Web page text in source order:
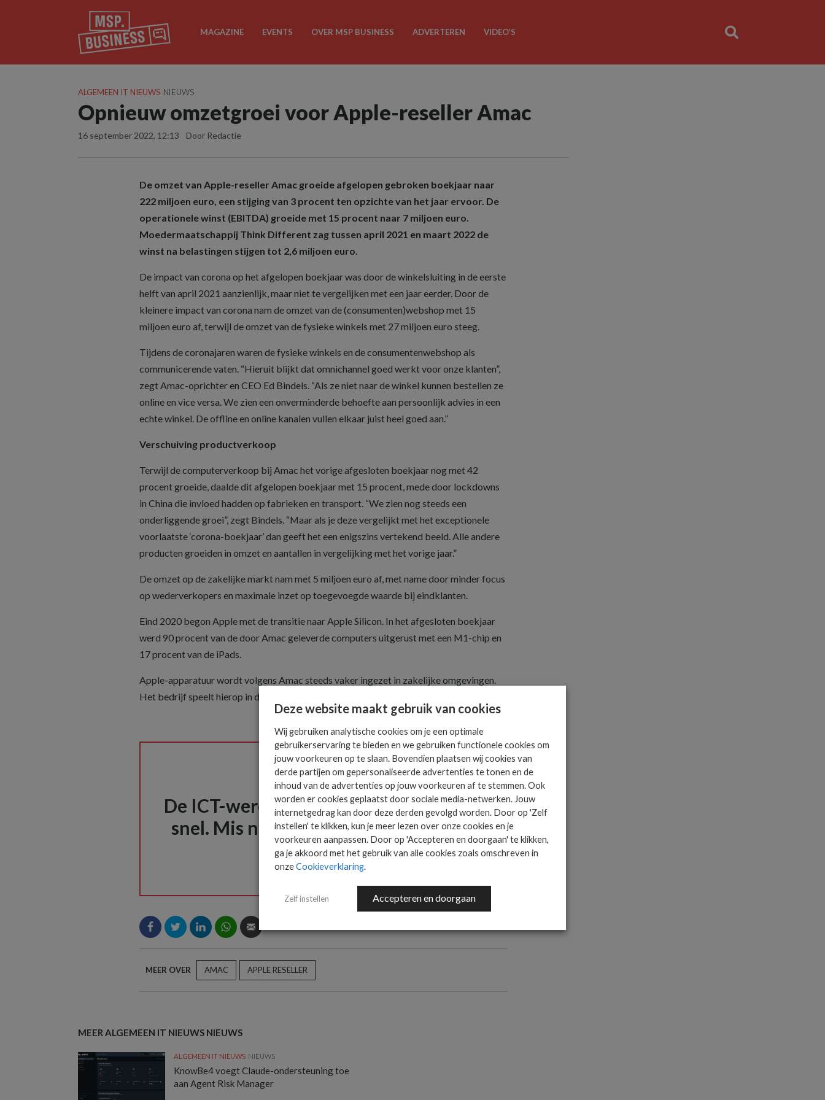
MAGAZINE EVENTS OVER MSP BUSINESS ADVERTEREN VIDEO’S
ALGEMEEN IT NIEUWS NIEUWS
Opnieuw omzetgroei voor Apple-reseller Amac
16 september 2022, 12:13 Door Redactie
De omzet van Apple-reseller Amac groeide afgelopen gebroken boekjaar naar
222 miljoen euro, een stijging van 3 procent ten opzichte van het jaar ervoor. De
operationele winst (EBITDA) groeide met 15 procent naar 7 miljoen euro.
Moedermaatschappij Think Different zag tussen april 2021 en maart 2022 de
winst na belastingen stijgen tot 2,6 miljoen euro.
De impact van corona op het afgelopen boekjaar was door de winkelsluiting in de eerste
helft van april 2021 aanzienlijk, maar niet te vergelijken met een jaar eerder. Door de
kleinere impact van corona nam de omzet van de (consumenten)webshop met 15
miljoen euro af, terwijl de omzet van de fysieke winkels met 27 miljoen euro steeg.
Tijdens de coronajaren waren de fysieke winkels en de consumentenwebshop als
communicerende vaten. “Hieruit blijkt dat omnichannel goed werkt voor onze klanten”,
zegt Amac-oprichter en CEO Ed Bindels. “Als ze niet naar de winkel kunnen bestellen ze
online en vice versa. We zien een onverminderde behoefte aan persoonlijk advies in een
echte winkel. De offline en online kanalen vullen elkaar juist heel goed aan.”
Verschuiving productverkoop
Terwijl de computerverkoop bij Amac het vorige afgesloten boekjaar nog met 42
procent groeide, daalde dit afgelopen boekjaar met 15 procent, mede door lockdowns
in China die invloed hadden op fabrieken en transport. “We zien nog steeds een
onderliggende groei”, zegt Bindels. “Maar als je deze vergelijkt met het exceptionele
voorlaatste ‘corona-boekjaar’ dan geeft het een enigszins vertekend beeld. Alle andere
producten groeiden in omzet en aantallen in vergelijking met het vorige jaar.”
De omzet op de zakelijke markt nam met 5 miljoen euro af, met name door minder focus
op wederverkopers en maximale inzet op toegevoegde waarde bij eindklanten.
Eind 2020 begon Apple met de transitie naar Apple Silicon. In het afgesloten boekjaar
werd 90 procent van de door Amac geleverde computers uitgerust met een M1-chip en
17 procent van de iPads.
Apple-apparatuur wordt volgens Amac steeds vaker ingezet in zakelijke omgevingen.
Het bedrijf speelt hierop in door haar zakelijke divisie Amac Pro fors uit te breiden.
De ICT-wereld is
snel. Mis niets.
Het allerlaatste ICT
nieuws in jouw mailbox
AANMELDEN
MEER OVER AMAC APPLE RESELLER
MEER ALGEMEEN IT NIEUWS NIEUWS
ALGEMEEN IT NIEUWS NIEUWS
KnowBe4 voegt Claude-ondersteuning toe
aan Agent Risk Manager
Deze website maakt gebruik van cookies
Wij gebruiken analytische cookies om je een optimale
gebruikerservaring te bieden en we gebruiken functionele cookies om
jouw voorkeuren op te slaan. Bovendien plaatsen wij cookies van
derde partijen om gepersonaliseerde advertenties te tonen en de
inhoud van de advertenties op jouw voorkeuren af te stemmen. Ook
worden er cookies geplaatst door sociale media-netwerken. Jouw
internetgedrag kan door deze derden gevolgd worden. Door op 'Zelf
instellen' te klikken, kun je meer lezen over onze cookies en je
voorkeuren aanpassen. Door op 'Accepteren en doorgaan' te klikken,
ga je akkoord met het gebruik van alle cookies zoals omschreven in
onzeCookieverklaring.
Zelf instellen Accepteren en doorgaan